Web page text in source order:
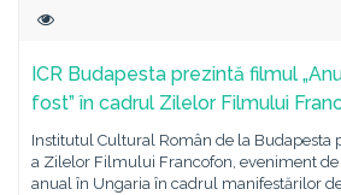
ICR Budapesta prezintă filmul
fost” în cadrul Zilelor Filmului
Institutul Cultural Român de la Budapesta
a Zilelor Filmului Francofon, eveniment
anual în Ungaria în cadrul manifestărilor